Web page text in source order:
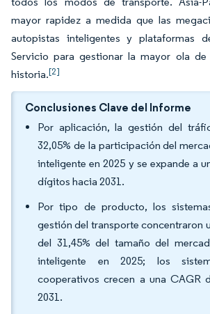
mayor rapidez a medida que las
autopistas inteligentes y plataformas
Servicio para gestionar la mayor ola de
historia.[2]
Conclusiones Clave del Informe
Por aplicación, la gestión del
32,05% de la participación del
inteligente en 2025 y se expande a
dígitos hacia 2031.
Por tipo de producto, los
gestión del transporte concentraron
del 31,45% del tamaño del
inteligente en 2025; los
cooperativos crecen a una CAGR
2031.